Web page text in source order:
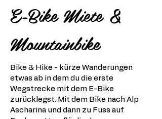
E-Bike Miete &
Mountainbike
Bike & Hike - kürze Wanderungen
etwas ab in dem du die erste
Wegstrecke mit dem E-Bike
zurücklegst. Mit dem Bike nach Alp
Ascharina und dann zu Fuss auf